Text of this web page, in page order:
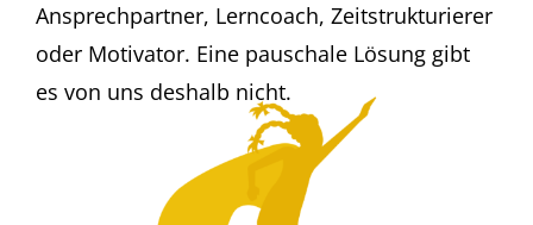
Ansprechpartner, Lerncoach, Zeitstrukturierer
oder Motivator. Eine pauschale Lösung gibt
es von uns deshalb nicht.